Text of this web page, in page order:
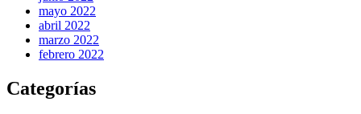
mayo 2022
abril 2022
marzo 2022
febrero 2022
Categorías